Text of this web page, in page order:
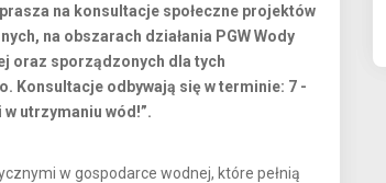
na konsultacje społeczne projektów
na obszarach działania PGW Wody
oraz sporządzonych dla tych
Konsultacje odbywają się w terminie: 7 -
w utrzymaniu wód!”.
w gospodarce wodnej, które pełnią